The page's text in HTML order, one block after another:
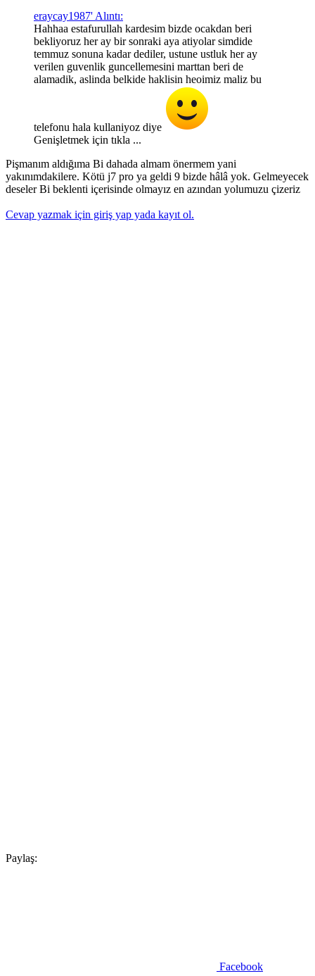
eraycay1987' Alıntı:
Hahhaa estafurullah kardesim bizde ocakdan beri
bekliyoruz her ay bir sonraki aya atiyolar simdide
temmuz sonuna kadar dediler, ustune ustluk her ay
verilen guvenlik guncellemesini marttan beri de
alamadik, aslinda belkide haklisin heoimiz maliz bu
telefonu hala kullaniyoz diye
Genişletmek için tıkla ...
Pişmanım aldığıma Bi dahada almam önermem yani
yakınımdakilere. Kötü j7 pro ya geldi 9 bizde hâlâ yok. Gelmeyecek
deseler Bi beklenti içerisinde olmayız en azından yolumuzu çizeriz
Cevap yazmak için giriş yap yada kayıt ol.
Paylaş:
Facebook